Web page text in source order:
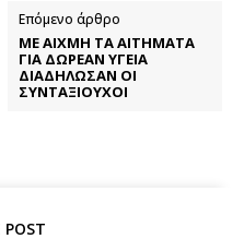
Επόμενο άρθρο
ΜΕ ΑΙΧΜΗ ΤΑ ΑΙΤΗΜΑΤΑ
ΓΙΑ ΔΩΡΕΑΝ ΥΓΕΙΑ
ΔΙΑΔΗΛΩΣΑΝ ΟΙ
ΣΥΝΤΑΞΙΟΥΧΟΙ
POST